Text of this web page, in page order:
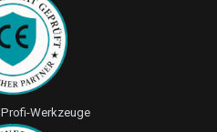
Werkzeuge